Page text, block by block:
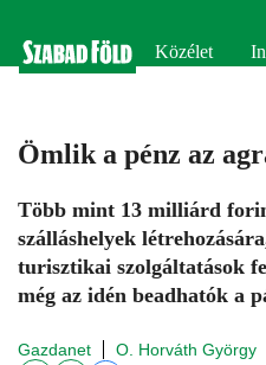
Közélet
Ömlik a pénz az
Több mint 13 milliárd
szálláshelyek
turisztikai szolgáltatások
még az idén beadhatók a
Gazdanet O. Horváth György